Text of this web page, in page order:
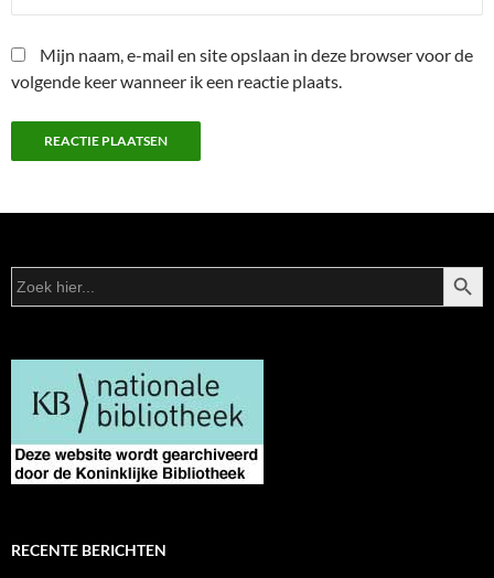
Mijn naam, e-mail en site opslaan in deze browser voor de
volgende keer wanneer ik een reactie plaats.
Zoek
naar:
RECENTE BERICHTEN